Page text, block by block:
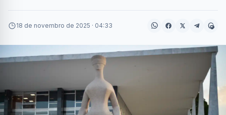
18 de novembro de 2025 · 04:33